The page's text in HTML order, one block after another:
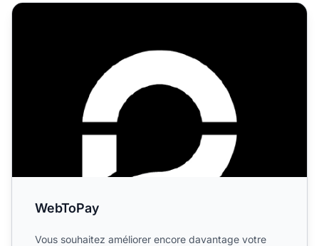
WebToPay
WebToPay
Vous souhaitez améliorer encore davantage votre